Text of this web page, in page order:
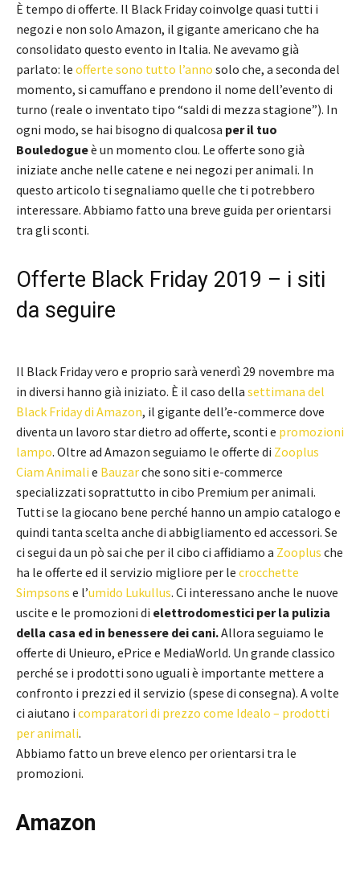
È tempo di offerte. Il Black Friday coinvolge quasi tutti i
negozi e non solo Amazon, il gigante americano che ha
consolidato questo evento in Italia. Ne avevamo già
parlato: le offerte sono tutto l’anno solo che, a seconda del
momento, si camuffano e prendono il nome dell’evento di
turno (reale o inventato tipo “saldi di mezza stagione”). In
ogni modo, se hai bisogno di qualcosa per il tuo
Bouledogueè un momento clou. Le offerte sono già
iniziate anche nelle catene e nei negozi per animali. In
questo articolo ti segnaliamo quelle che ti potrebbero
interessare. Abbiamo fatto una breve guida per orientarsi
tra gli sconti.
Offerte Black Friday 2019 – i siti
da seguire
Il Black Friday vero e proprio sarà venerdì 29 novembre ma
in diversi hanno già iniziato. È il caso della settimana del
Black Friday di Amazon, il gigante dell’e-commerce dove
diventa un lavoro star dietro ad offerte, sconti e promozioni
lampo. Oltre ad Amazon seguiamo le offerte di Zooplus
Ciam Animali e Bauzarche sono siti e-commerce
specializzati soprattutto in cibo Premium per animali.
Tutti se la giocano bene perché hanno un ampio catalogo e
quindi tanta scelta anche di abbigliamento ed accessori. Se
ci segui da un pò sai che per il cibo ci affidiamo a Zooplus che
ha le offerte ed il servizio migliore per le crocchette
Simpsons e l’umido Lukullus. Ci interessano anche le nuove
uscite e le promozioni di elettrodomestici per la pulizia
della casa ed in benessere dei cani.Allora seguiamo le
offerte di Unieuro, ePrice e MediaWorld. Un grande classico
perché se i prodotti sono uguali è importante mettere a
confronto i prezzi ed il servizio (spese di consegna). A volte
ci aiutano i comparatori di prezzo come Idealo – prodotti
per animali.
Abbiamo fatto un breve elenco per orientarsi tra le
promozioni.
Amazon